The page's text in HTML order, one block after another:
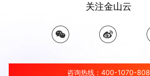
关注金山云
咨询热线：400-1070-808